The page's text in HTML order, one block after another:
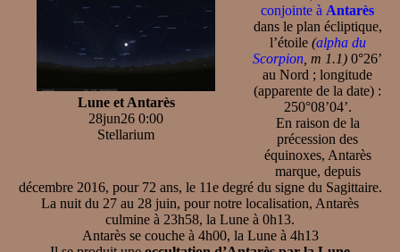
Lune et Antarès
28jun26 0:00
Stellarium
conjointe à Antarès
dans le plan écliptique,
l’étoile (alpha du
Scorpion , m 1.1) 0°26’
au Nord ; longitude
(apparente de la date) :
250°08’04’.
En raison de la
précession des
équinoxes, Antarès
marque, depuis
décembre 2016, pour 72 ans, le 11e degré du signe du Sagittaire.
La nuit du 27 au 28 juin, pour notre localisation, Antarès
culmine à 23h58, la Lune à 0h13.
Antarès se couche à 4h00, la Lune à 4h13